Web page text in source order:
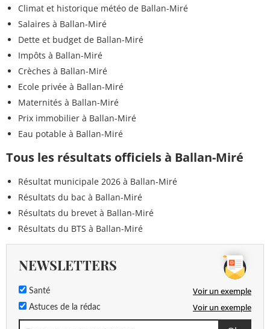
Climat et historique météo de Ballan-Miré
Salaires à Ballan-Miré
Dette et budget de Ballan-Miré
Impôts à Ballan-Miré
Crèches à Ballan-Miré
Ecole privée à Ballan-Miré
Maternités à Ballan-Miré
Prix immobilier à Ballan-Miré
Eau potable à Ballan-Miré
Tous les résultats officiels à Ballan-Miré
Résultat municipale 2026 à Ballan-Miré
Résultats du bac à Ballan-Miré
Résultats du brevet à Ballan-Miré
Résultats du BTS à Ballan-Miré
NEWSLETTERS
Santé Voir un exemple
Astuces de la rédac Voir un exemple